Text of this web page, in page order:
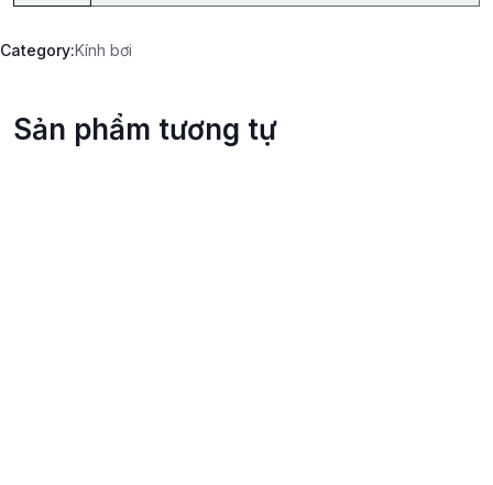
Category:Kính bơi
Sản phẩm tương tự